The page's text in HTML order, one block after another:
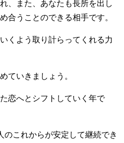
、また、あなたも長所を出し
合うことのできる相手です。
くよう取り計らってくれる力
ていきましょう。
恋へとシフトしていく年で
のこれからが安定して継続でき